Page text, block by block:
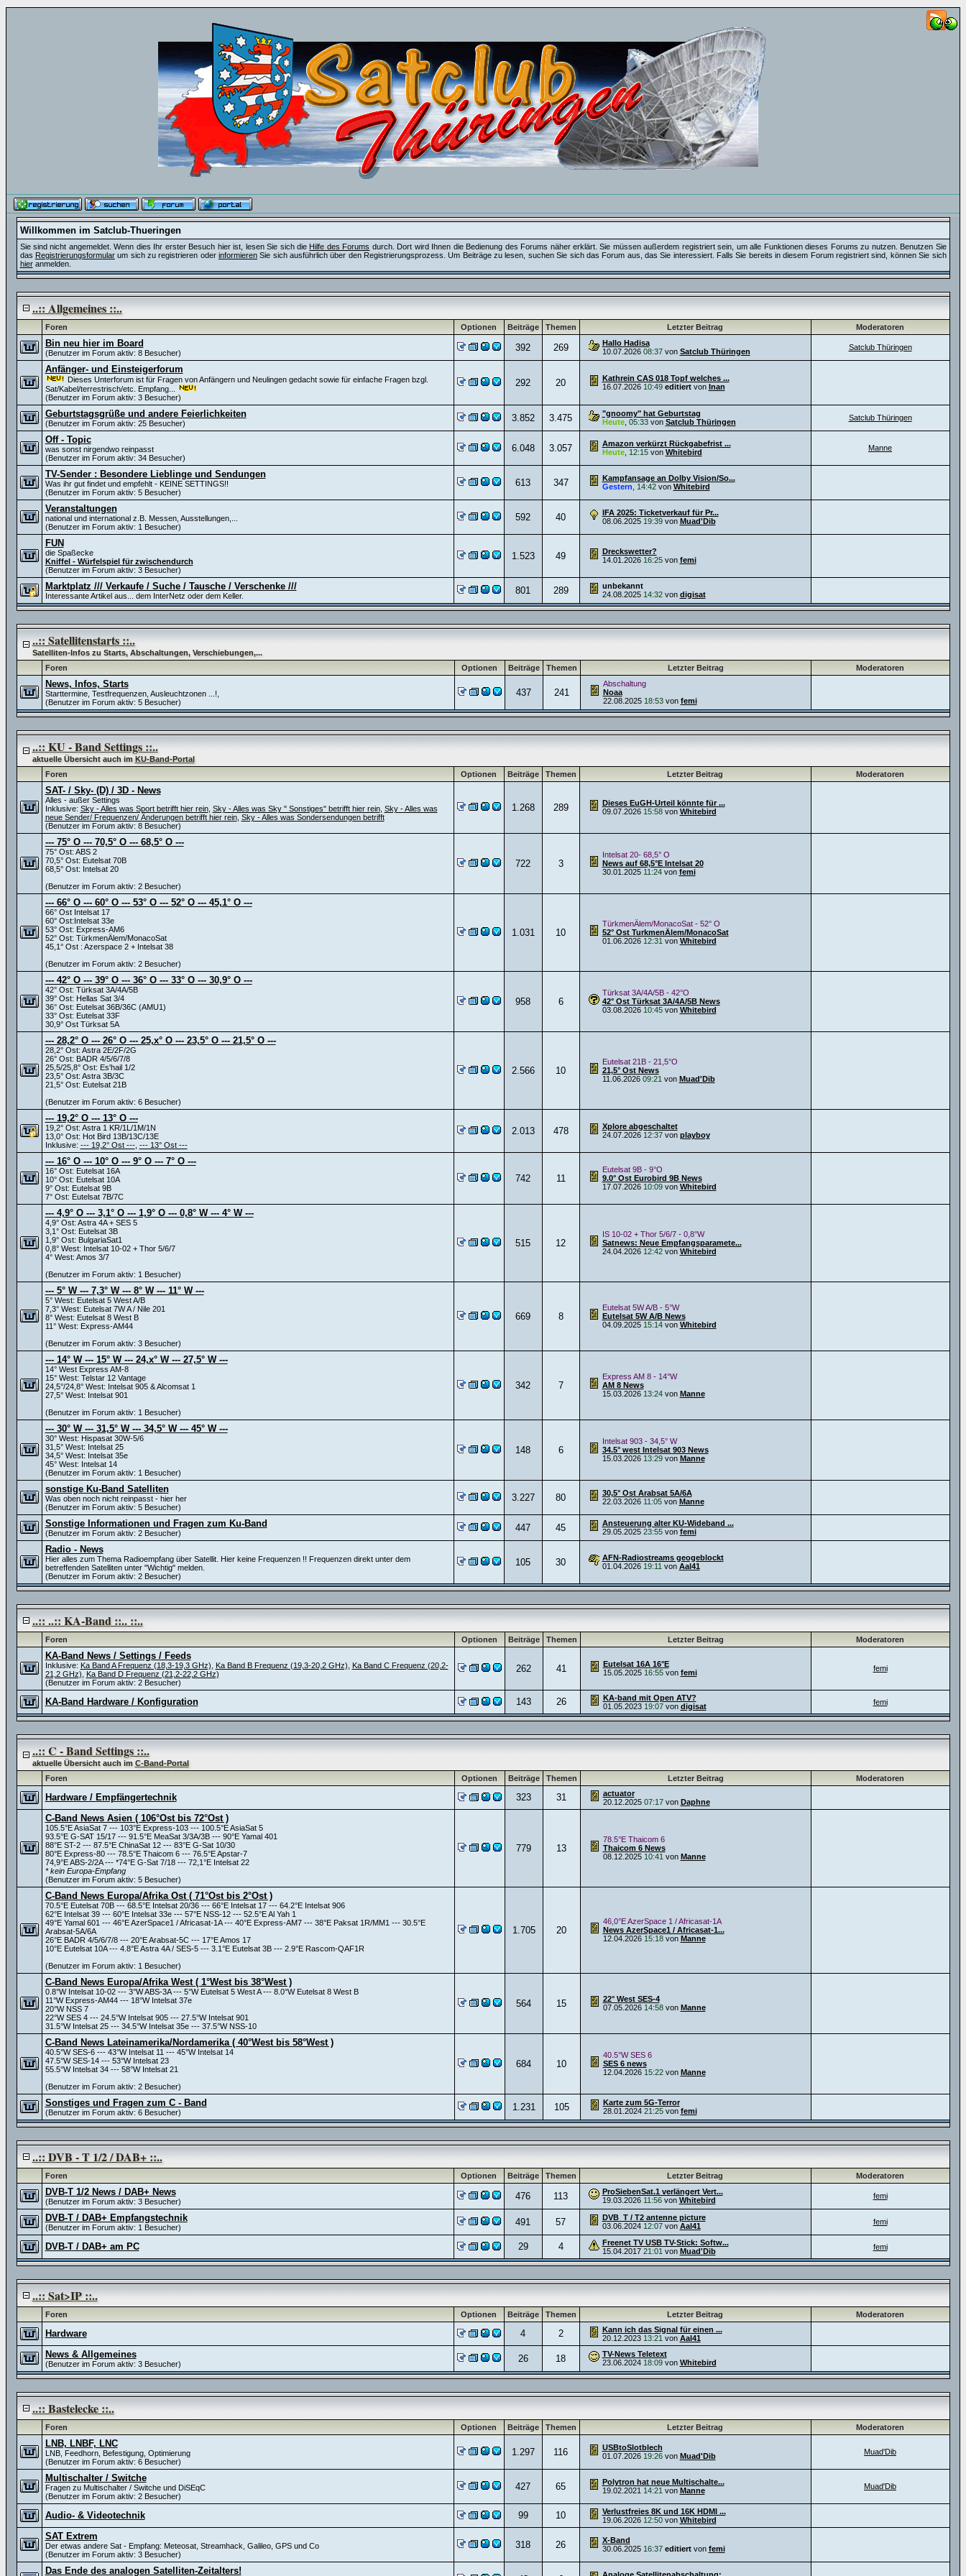
Willkommen im Satclub-Thueringen
Sie sind nicht angemeldet. Wenn dies Ihr erster Besuch hier ist, lesen Sie sich die Hilfe des Forums durch. Dort wird Ihnen die Bedienung des Forums näher erklärt. Sie müssen außerdem registriert sein, um alle Funktionen dieses Forums zu nutzen. Benutzen Sie
das Registrierungsformularum sich zu registrieren oder informierenSie sich ausführlich über den Registrierungsprozess. Um Beiträge zu lesen, suchen Sie sich das Forum aus, das Sie interessiert. Falls Sie bereits in diesem Forum registriert sind, können Sie sich
hieranmelden.
..:: Allgemeines ::..
Foren Optionen Beiträge Themen Letzter Beitrag Moderatoren
Bin neu hier im Board
(Benutzer im Forum aktiv: 8 Besucher) 392 269
Hallo Hadisa
10.07.2026 08:37von Satclub Thüringen Satclub Thüringen
Anfänger- und Einsteigerforum
Dieses Unterforum ist für Fragen von Anfängern und Neulingen gedacht sowie für einfache Fragen bzgl.
Sat/Kabel/terrestrisch/etc. Empfang...
(Benutzer im Forum aktiv: 3 Besucher)
292 20
Kathrein CAS 018 Topf welches ...
16.07.2026 10:49 editiertvon Inan
Geburtstagsgrüße und andere Feierlichkeiten
(Benutzer im Forum aktiv: 25 Besucher) 3.852 3.475
"gnoomy" hat Geburtstag
Heute, 05:33von Satclub Thüringen Satclub Thüringen
Off - Topic
was sonst nirgendwo reinpasst
(Benutzer im Forum aktiv: 34 Besucher)
6.048 3.057
Amazon verkürzt Rückgabefrist ...
Heute, 12:15von Whitebird Manne
TV-Sender : Besondere Lieblinge und Sendungen
Was ihr gut findet und empfehlt - KEINE SETTINGS!!
(Benutzer im Forum aktiv: 5 Besucher)
613 347
Kampfansage an Dolby Vision/So...
Gestern
14:42von Whitebird
Veranstaltungen
national und international z.B. Messen, Ausstellungen,...
(Benutzer im Forum aktiv: 1 Besucher)
592 40
IFA 2025: Ticketverkauf für Pr...
08.06.2025 19:39von Muad'Dib
FUN
die Spaßecke
Kniffel - Würfelspiel für zwischendurch
(Benutzer im Forum aktiv: 3 Besucher)
1.523 49
Dreckswetter?
14.01.2026 16:25von femi
Marktplatz /// Verkaufe / Suche / Tausche / Verschenke ///
Interessante Artikel aus... dem InterNetz oder dem Keller. 801 289
unbekannt
24.08.2025 14:32von digisat
..:: Satellitenstarts ::..
Satelliten-Infos zu Starts, Abschaltungen, Verschiebungen,...
Foren
Optionen Beiträge Themen Letzter Beitrag Moderatoren
News, Infos, Starts
Starttermine, Testfrequenzen, Ausleuchtzonen ...!,
(Benutzer im Forum aktiv: 5 Besucher)
437 241
Abschaltung
Noaa
22.08.2025 18:53von femi
..:: KU - Band Settings ::..
aktuelle Übersicht auch im KU-Band-Portal
Foren
Optionen Beiträge Themen Letzter Beitrag Moderatoren
SAT- / Sky- (D) / 3D - News
Alles - außer Settings
Inklusive: Sky - Alles was Sport betrifft hier rein, Sky - Alles was Sky " Sonstiges" betrifft hier rein, Sky - Alles was
neue Sender/ Frequenzen/ Änderungen betrifft hier rein, Sky - Alles was Sondersendungen betrifft
(Benutzer im Forum aktiv: 8 Besucher)
1.268 289
Dieses EuGH-Urteil könnte für ...
09.07.2026 15:58von Whitebird
--- 75° O --- 70,5° O --- 68,5° O ---
75° Ost: ABS 2
70,5° Ost: Eutelsat 70B
68,5° Ost: Intelsat 20
(Benutzer im Forum aktiv: 2 Besucher)
722 3
Intelsat 20- 68,5° O
News auf 68,5°E Intelsat 20
30.01.2025 11:24von femi
--- 66° O --- 60° O --- 53° O --- 52° O --- 45,1° O ---
66° Ost Intelsat 17
60° Ost:Intelsat 33e
53° Ost: Express-AM6
52° Ost: TürkmenÄlem/MonacoSat
45,1° Ost : Azerspace 2 + Intelsat 38
(Benutzer im Forum aktiv: 2 Besucher)
1.031 10
TürkmenÄlem/MonacoSat - 52° O
52° Ost TurkmenÄlem/MonacoSat
01.06.2026 12:31 von Whitebird
--- 42° O --- 39° O --- 36° O --- 33° O --- 30,9° O ---
42° Ost: Türksat 3A/4A/5B
39° Ost: Hellas Sat 3/4
36° Ost: Eutelsat 36B/36C (AMU1)
33° Ost: Eutelsat 33F
30,9° Ost Türksat 5A
958 6
Türksat 3A/4A/5B - 42°O
42° Ost Türksat 3A/4A/5B News
03.08.2026 10:45von Whitebird
--- 28,2° O --- 26° O --- 25,x° O --- 23,5° O --- 21,5° O ---
28,2° Ost: Astra 2E/2F/2G
26° Ost: BADR 4/5/6/7/8
25,5/25,8° Ost: Es'hail 1/2
23,5° Ost: Astra 3B/3C
21,5° Ost: Eutelsat 21B
(Benutzer im Forum aktiv: 6 Besucher)
2.566 10
Eutelsat 21B - 21,5°O
21,5° Ost News
11.06.2026 09:21 von Muad'Dib
--- 19,2° O --- 13° O ---
19,2° Ost: Astra 1 KR/1L/1M/1N
13,0° Ost: Hot Bird 13B/13C/13E
Inklusive: --- 19,2° Ost ---, --- 13° Ost ---
2.013 478
Xplore abgeschaltet
24.07.2026 12:37von playboy
--- 16° O --- 10° O --- 9° O --- 7° O ---
16° Ost: Eutelsat 16A
10° Ost: Eutelsat 10A
9° Ost: Eutelsat 9B
7° Ost: Eutelsat 7B/7C
742 11
Eutelsat 9B - 9°O
9.0° Ost Eurobird 9B News
17.07.2026 10:09von Whitebird
--- 4,9° O --- 3,1° O --- 1,9° O --- 0,8° W --- 4° W ---
4,9° Ost: Astra 4A + SES 5
3,1° Ost: Eutelsat 3B
1,9° Ost: BulgariaSat1
0,8° West: Intelsat 10-02 + Thor 5/6/7
4° West: Amos 3/7
(Benutzer im Forum aktiv: 1 Besucher)
515 12
IS 10-02 + Thor 5/6/7 - 0,8°W
Satnews: Neue Empfangsparamete...
24.04.2026 12:42von Whitebird
--- 5° W --- 7,3° W --- 8° W --- 11° W ---
5° West: Eutelsat 5 West A/B
7,3° West: Eutelsat 7W A / Nile 201
8° West: Eutelsat 8 West B
11° West: Express-AM44
(Benutzer im Forum aktiv: 3 Besucher)
669 8
Eutelsat 5W A/B - 5°W
Eutelsat 5W A/B News
04.09.2025 15:14von Whitebird
--- 14° W --- 15° W --- 24,x° W --- 27,5° W ---
14° West Express AM-8
15° West: Telstar 12 Vantage
24,5°/24,8° West: Intelsat 905 & Alcomsat 1
27,5° West: Intelsat 901
(Benutzer im Forum aktiv: 1 Besucher)
342 7
Express AM 8 - 14°W
AM 8 News
15.03.2026 13:24von Manne
--- 30° W --- 31,5° W --- 34,5° W --- 45° W ---
30° West: Hispasat 30W-5/6
31,5° West: Intelsat 25
34,5° West: Intelsat 35e
45° West: Intelsat 14
(Benutzer im Forum aktiv: 1 Besucher)
148 6
Intelsat 903 - 34,5° W
34.5° west Intelsat 903 News
15.03.2026 13:29von Manne
sonstige Ku-Band Satelliten
Was oben noch nicht reinpasst - hier her
(Benutzer im Forum aktiv: 5 Besucher)
3.227 80
30,5° Ost Arabsat 5A/6A
22.03.2026 11:05von Manne
Sonstige Informationen und Fragen zum Ku-Band
(Benutzer im Forum aktiv: 2 Besucher) 447 45
Ansteuerung alter KU-Wideband ...
29.05.2025 23:55von femi
Radio - News
Hier alles zum Thema Radioempfang über Satellit. Hier keine Frequenzen !! Frequenzen direkt unter dem
betreffenden Satelliten unter "Wichtig" melden.
(Benutzer im Forum aktiv: 2 Besucher)
105 30
AFN-Radiostreams geogeblockt
01.04.2026 19:11 von Aal41
..:: ..:: KA-Band ::.. ::..
Foren Optionen Beiträge Themen Letzter Beitrag Moderatoren
KA-Band News / Settings / Feeds
Inklusive: Ka Band A Frequenz (18,3-19,3 GHz) Ka Band B Frequenz (19,3-20,2 GHz)
Ka Band C Frequenz (20,2-
21,2 GHz)
Ka Band D Frequenz (21,2-22,2 GHz)
(Benutzer im Forum aktiv: 2 Besucher)
262 41
Eutelsat 16A 16°E
15.05.2025 16:55von femi femi
KA-Band Hardware / Konfiguration 143 26
KA-band mit Open ATV?
01.05.2023 19:07von digisat femi
..:: C - Band Settings ::..
aktuelle Übersicht auch im C-Band-Portal
Foren
Optionen Beiträge Themen Letzter Beitrag Moderatoren
Hardware / Empfängertechnik 323 31
actuator
20.12.2025 07:17von Daphne
C-Band News Asien ( 106°Ost bis 72°Ost )
105.5°E AsiaSat 7 --- 103°E Express-103 --- 100.5°E AsiaSat 5
93.5°E G-SAT 15/17 --- 91.5°E MeaSat 3/3A/3B --- 90°E Yamal 401
88°E ST-2 --- 87.5°E ChinaSat 12 --- 83°E G-Sat 10/30
80°E Express-80 --- 78.5°E Thaicom 6 --- 76.5°E Apstar-7
74,9°E ABS-2/2A --- *74°E G-Sat 7/18 --- 72,1°E Intelsat 22
* kein Europa-Empfang
(Benutzer im Forum aktiv: 5 Besucher)
779 13
78.5°E Thaicom 6
Thaicom 6 News
08.12.2025 10:41 von Manne
C-Band News Europa/Afrika Ost ( 71°Ost bis 2°Ost )
70.5°E Eutelsat 70B --- 68.5°E Intelsat 20/36 --- 66°E Intelsat 17 --- 64.2°E Intelsat 906
62°E Intelsat 39 --- 60°E Intelsat 33e --- 57°E NSS-12 --- 52.5°E Al Yah 1
49°E Yamal 601 --- 46°E AzerSpace1 / Africasat-1A --- 40°E Express-AM7 --- 38°E Paksat 1R/MM1 --- 30.5°E
Arabsat-5A/6A
26°E BADR 4/5/6/7/8 --- 20°E Arabsat-5C --- 17°E Amos 17
10°E Eutelsat 10A --- 4.8°E Astra 4A / SES-5 --- 3.1°E Eutelsat 3B --- 2.9°E Rascom-QAF1R
(Benutzer im Forum aktiv: 1 Besucher)
1.705 20
46,0°E AzerSpace 1 / Africasat-1A
News AzerSpace1 / Africasat-1...
12.04.2026 15:18von Manne
C-Band News Europa/Afrika West ( 1°West bis 38°West )
0.8°W Intelsat 10-02 --- 3°W ABS-3A --- 5°W Eutelsat 5 West A --- 8.0°W Eutelsat 8 West B
11°W Express-AM44 --- 18°W Intelsat 37e
20°W NSS 7
22°W SES 4 --- 24.5°W Intelsat 905 --- 27.5°W Intelsat 901
31.5°W Intelsat 25 --- 34.5°W Intelsat 35e --- 37.5°W NSS-10
564 15
22° West SES-4
07.05.2026 14:58von Manne
C-Band News Lateinamerika/Nordamerika ( 40°West bis 58°West )
40.5°W SES-6 --- 43°W Intelsat 11 --- 45°W Intelsat 14
47.5°W SES-14 --- 53°W Intelsat 23
55.5°W Intelsat 34 --- 58°W Intelsat 21
(Benutzer im Forum aktiv: 2 Besucher)
684 10
40.5°W SES 6
SES 6 news
12.04.2026 15:22von Manne
Sonstiges und Fragen zum C - Band
(Benutzer im Forum aktiv: 6 Besucher) 1.231 105
Karte zum 5G-Terror
28.01.2024 21:25von femi
..:: DVB - T 1/2 / DAB+ ::..
Foren Optionen Beiträge Themen Letzter Beitrag Moderatoren
DVB-T 1/2 News / DAB+ News
(Benutzer im Forum aktiv: 3 Besucher) 476 113
ProSiebenSat.1 verlängert Vert...
19.03.2026 11:56von Whitebird femi
DVB-T / DAB+ Empfangstechnik
(Benutzer im Forum aktiv: 1 Besucher) 491 57
DVB_T / T2 antenne picture
03.06.2024 12:07von Aal41 femi
DVB-T / DAB+ am PC 29 4
Freenet TV USB TV-Stick: Softw...
15.04.2017 21:01 von Muad'Dib femi
..:: Sat>IP ::..
Foren Optionen Beiträge Themen Letzter Beitrag Moderatoren
Hardware 4 2
Kann ich das Signal für einen ...
20.12.2023 13:21 von Aal41
News & Allgemeines
(Benutzer im Forum aktiv: 3 Besucher) 26 18
TV-News Teletext
23.06.2024 18:09von Whitebird
..:: Bastelecke ::..
Foren Optionen Beiträge Themen Letzter Beitrag Moderatoren
LNB, LNBF, LNC
LNB, Feedhorn, Befestigung, Optimierung
(Benutzer im Forum aktiv: 6 Besucher)
1.297 116
USBtoSlotblech
01.07.2026 19:26von Muad'Dib Muad'Dib
Multischalter / Switche
Fragen zu Multischalter / Switche und DiSEqC
(Benutzer im Forum aktiv: 2 Besucher)
427 65
Polytron hat neue Multischalte...
19.02.2021 14:21 von Manne Muad'Dib
Audio- & Videotechnik 99 10
Verlustfreies 8K und 16K HDMI ...
19.06.2026 12:50von Whitebird
SAT Extrem
Der etwas andere Sat - Empfang: Meteosat, Streamhack, Galileo, GPS und Co
(Benutzer im Forum aktiv: 3 Besucher)
318 26
X-Band
30.06.2025 16:37 editiertvon femi
Das Ende des analogen Satelliten-Zeitalters!